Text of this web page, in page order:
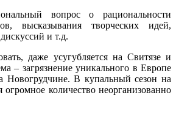
вопрос о рациональности
высказывания творческих идей,
и т.д.
даже усугубляется на Свитязе и
– загрязнение уникального в Европе
Новогрудчине. В купальный сезон на
огромное количество неорганизованно